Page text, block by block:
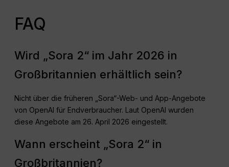
FAQ
Wird „Sora 2“ im Jahr 2026 in
Großbritannien erhältlich sein?
Nicht über die früheren „Sora“-Web- und App-Angebote
von OpenAI für Endverbraucher. Laut OpenAI wurden
diese Angebote am 26. April 2026 eingestellt.
Wann erscheint „Sora 2“ in
Großbritannien?